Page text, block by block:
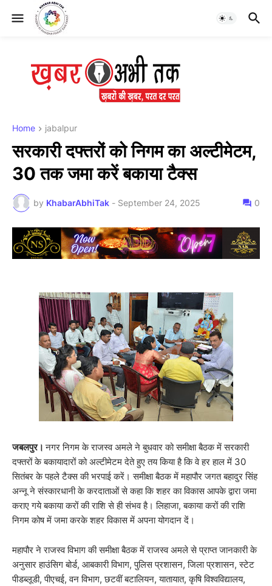
Home jabalpur
सरकारी दफ्तरों को निगम का अल्टीमेटम,
30 तक जमा करें बकाया टैक्स
by KhabarAbhiTak - September 24, 2025 0
जबलपुर।नगर निगम के राजस्व अमले ने बुधवार को समीक्षा बैठक में सरकारी
दफ्तरों के बकायादारों को अल्टीमेटम देते हुए तय किया है कि वे हर हाल में 30
सितंबर के पहले टैक्स की भरपाई करें। समीक्षा बैठक में महापौर जगत बहादुर सिंह
अन्नू ने संस्कारधानी के करदाताओं से कहा कि शहर का विकास आपके द्वारा जमा
कराए गये बकाया करों की राशि से ही संभव है। लिहाजा, बकाया करों की राशि
निगम कोष में जमा करके शहर विकास में अपना योगदान दें।
महापौर ने राजस्व विभाग की समीक्षा बैठक में राजस्व अमले से प्राप्त जानकारी के
अनुसार हाउंसिग बोर्ड, आबकारी विभाग, पुलिस प्रशासन, जिला प्रशासन, स्टेट
पीडब्लूडी, पीएचई, वन विभाग, छटवीं बटालियन, यातायात, कृषि विश्वविद्यालय,